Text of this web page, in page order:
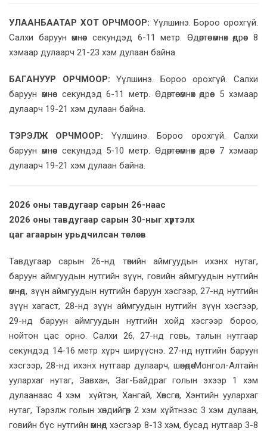
УЛААНБААТАР ХОТ ОРЧМООР: Үүлшинэ. Бороо орохгүй.
Салхи баруун өмнөөс секундэд 6-11 метр. Өдөртөө өмнөх өдрөөс 8
хэмаар дулаарч 21-23 хэм дулаан байна.
БАГАНУУР ОРЧМООР: Үүлшинэ. Бороо орохгүй. Салхи
баруун өмнөөс секундэд 6-11 метр. Өдөртөө өмнөх өдрөөс 5 хэмаар
дулаарч 19-21 хэм дулаан байна.
ТЭРЭЛЖ ОРЧМООР: Үүлшинэ. Бороо орохгүй. Салхи
баруун өмнөөс секундэд 5-10 метр. Өдөртөө өмнөх өдрөөс 7 хэмаар
дулаарч 19-21 хэм дулаан байна.
2026 оны тавдугаар сарын 26-наас
2026 оны тавдугаар сарын 30-ныг хүртэлх
цаг агаарын урьдчилсан төлөв
Тавдугаар сарын 26-нд төвийн аймгуудын ихэнх нутаг,
баруун аймгуудын нутгийн зүүн, говийн аймгуудын нутгийн
өмнөд, зүүн аймгуудын нутгийн баруун хэсгээр, 27-нд нутгийн
зүүн хагаст, 28-нд зүүн аймгуудын нутгийн зүүн хэсгээр,
29-нд баруун аймгуудын нутгийн хойд хэсгээр бороо,
нойтон цас орно. Салхи 26, 27-нд говь, талын нутгаар
секундэд 14-16 метр хүрч ширүүснэ. 27-нд нутгийн баруун
хэсгээр, 28-нд ихэнх нутгаар дулаарч, шөнөдөө Монгол-Алтайн
уулархаг нутаг, Завхан, Заг-Байдраг голын эхээр 1 хэм
дулаанаас 4 хэм хүйтэн, Хангай, Хөвсгөл, Хэнтийн уулархаг
нутаг, Тэрэлж голын хөндийгөөр 2 хэм хүйтнээс 3 хэм дулаан,
говийн бүс нутгийн өмнөд хэсгээр 8-13 хэм, бусад нутгаар 3-8